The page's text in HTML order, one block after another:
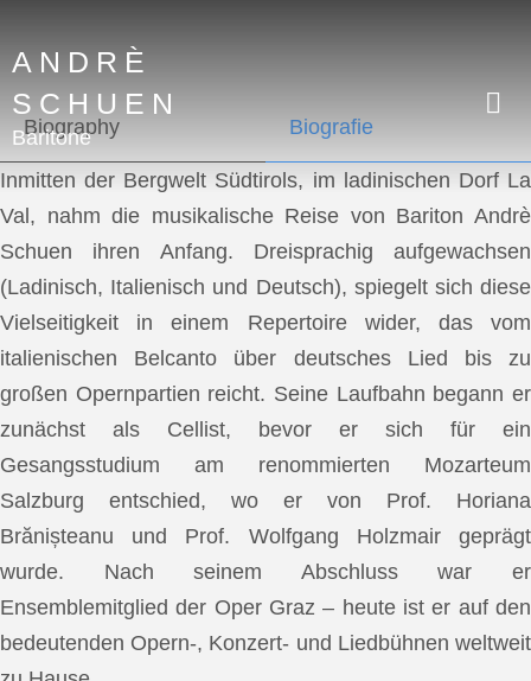
ANDRÈ
SCHUEN
Baritone
Biography Biografie
Inmitten der Bergwelt Südtirols, im ladinischen Dorf La
Val, nahm die musikalische Reise von Bariton Andrè
Schuen ihren Anfang. Dreisprachig aufgewachsen
(Ladinisch, Italienisch und Deutsch), spiegelt sich diese
Vielseitigkeit in einem Repertoire wider, das vom
italienischen Belcanto über deutsches Lied bis zu
großen Opernpartien reicht. Seine Laufbahn begann er
zunächst als Cellist, bevor er sich für ein
Gesangsstudium am renommierten Mozarteum
Salzburg entschied, wo er von Prof. Horiana
Brănișteanu und Prof. Wolfgang Holzmair geprägt
wurde. Nach seinem Abschluss war er
Ensemblemitglied der Oper Graz – heute ist er auf den
bedeutenden Opern-, Konzert- und Liedbühnen weltweit